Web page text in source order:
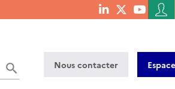
menu
Menu
du
de
Nous contacter